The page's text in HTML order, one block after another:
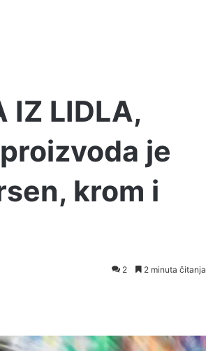
IZ LIDLA,
je
krom i
2 2 minuta čitanja